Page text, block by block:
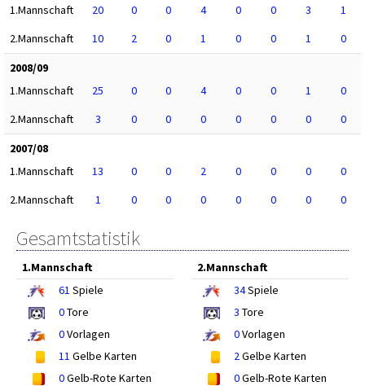
1.Mannschaft
20 0 0 4 0 0 3
1
2.Mannschaft
10 2 0 1 0 0 1
0
2008/09
1.Mannschaft
25 0 0 4 0 0 1
0
2.Mannschaft
3 0 0 0 0 0 0
0
2007/08
1.Mannschaft
13 0 0 2 0 0 0
0
2.Mannschaft
1 0 0 0 0 0 0 0
Gesamtstatistik
1.Mannschaft
61 Spiele
0Tore
0Vorlagen
11 Gelbe Karten
0Gelb-Rote Karten
2.Mannschaft
34Spiele
3 Tore
0Vorlagen
2Gelbe Karten
0Gelb-Rote Karten